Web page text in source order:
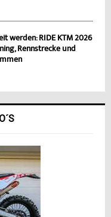
werden: RIDE KTM 2026
Rennstrecke und